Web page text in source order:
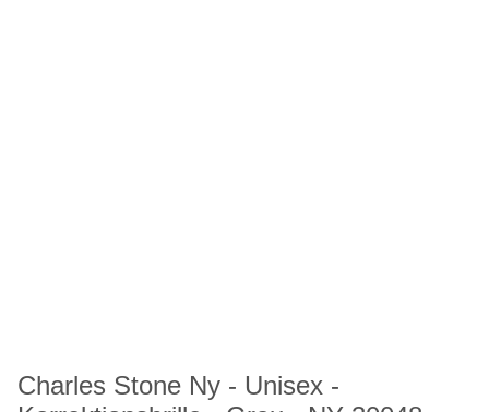
Charles Stone Ny - Unisex -